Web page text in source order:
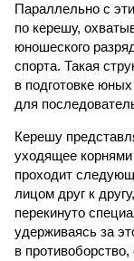
Параллельно с
по керешу,
юношеского
спорта. Такая
в подготовке
для
Керешу
уходящее корнями
проходит
лицом друг к
перекинуто
удерживаясь за
в